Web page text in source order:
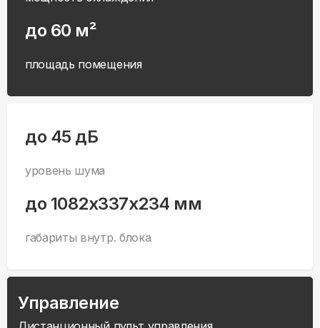
до 60 м²
площадь помещения
до 45 дБ
уровень шума
до 1082x337x234 мм
габариты внутр. блока
Управление